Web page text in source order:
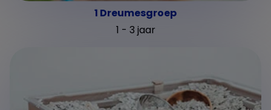
1 Dreumesgroep
1 - 3 jaar